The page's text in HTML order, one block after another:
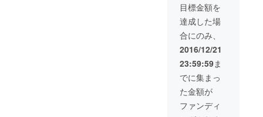
品のギ
フト
セット
をお送
りしま
す。 ※
写真は
イメー
ジで
す。
はんの
お供に
もお酒
のつま
みにも
なるお
いしい
も
の）。
暮らし
づくり
ネット
な環境
で豚を
育て、
出荷し
ていま
す。 加
工品も
無添加
のこだ
わり。
今回の
地震で
た金額
すべて
を子ど
もたち
のプレ
ゼン
ト、現
地での
活動費
に使用
いたし
ます。
目標金額を
達成した場
合にのみ、
2016/12/21
23:59:59ま
でに集まっ
た金額が
ファンディ